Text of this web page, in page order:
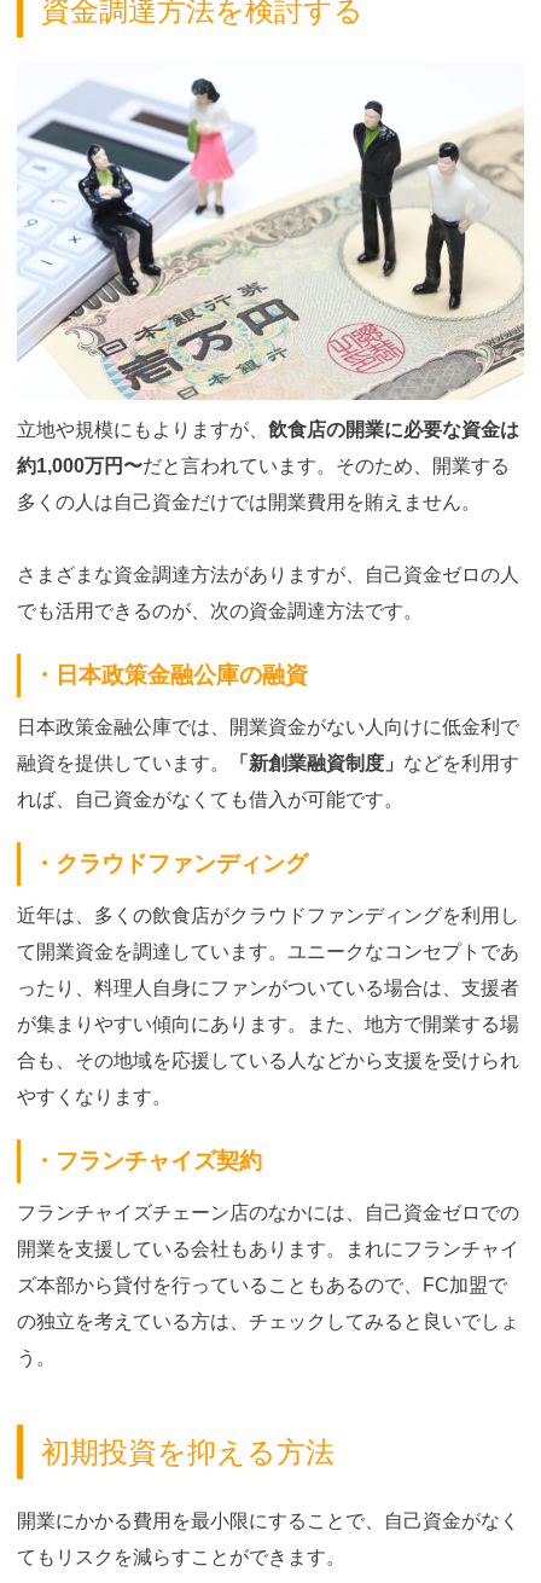
資金調達方法を検討する
立地や規模にもよりますが、 飲食店の開業に必要な資金は
約1,000万円〜だと言われています。そのため、開業する
多くの人は自己資金だけでは開業費用を賄えません。
さまざまな資金調達方法がありますが、自己資金ゼロの人
でも活用できるのが、次の資金調達方法です。
・日本政策金融公庫の融資
日本政策金融公庫では、開業資金がない人向けに低金利で
融資を提供しています。
「新創業融資制度」 などを利用す
れば、自己資金がなくても借入が可能です。
・クラウドファンディング
近年は、多くの飲食店がクラウドファンディングを利用し
て開業資金を調達しています。ユニークなコンセプトであ
ったり、料理人自身にファンがついている場合は、支援者
が集まりやすい傾向にあります。また、地方で開業する場
合も、その地域を応援している人などから支援を受けられ
やすくなります。
・フランチャイズ契約
フランチャイズチェーン店のなかには、自己資金ゼロでの
開業を支援している会社もあります。まれにフランチャイ
ズ本部から貸付を行っていることもあるので、FC加盟で
の独立を考えている方は、チェックしてみると良いでしょ
う。
初期投資を抑える方法
開業にかかる費用を最小限にすることで、自己資金がなく
てもリスクを減らすことができます。